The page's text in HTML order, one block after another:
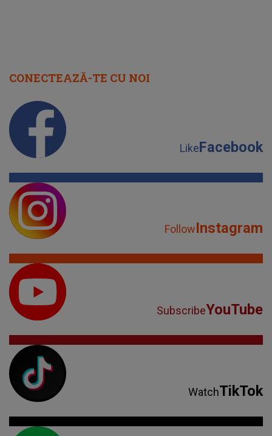
CONECTEAZĂ-TE CU NOI
LikeFacebook
FollowInstagram
SubscribeYouTube
WatchTikTok